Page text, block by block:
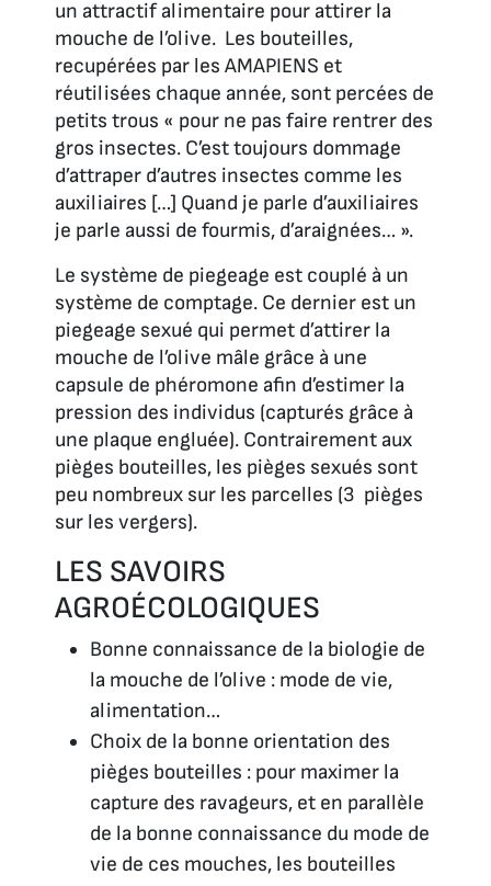
un attractif alimentaire pour attirer la
mouche de l’olive. Les bouteilles,
recupérées par les AMAPIENS et
réutilisées chaque année, sont percées de
petits trous « pour ne pas faire rentrer des
gros insectes. C’est toujours dommage
d’attraper d’autres insectes comme les
auxiliaires […] Quand je parle d’auxiliaires
je parle aussi de fourmis, d’araignées… ».
Le système de piegeage est couplé à un
système de comptage. Ce dernier est un
piegeage sexué qui permet d’attirer la
mouche de l’olive mâle grâce à une
capsule de phéromone afin d’estimer la
pression des individus (capturés grâce à
une plaque engluée). Contrairement aux
pièges bouteilles, les pièges sexués sont
peu nombreux sur les parcelles (3 pièges
sur les vergers).
LES SAVOIRS
AGROÉCOLOGIQUES
Bonne connaissance de la biologie de
la mouche de l’olive : mode de vie,
alimentation…
Choix de la bonne orientation des
pièges bouteilles : pour maximer la
capture des ravageurs, et en parallèle
de la bonne connaissance du mode de
vie de ces mouches, les bouteilles